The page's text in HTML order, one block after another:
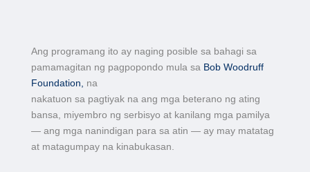
Ang programang ito ay naging posible sa bahagi sa
pamamagitan ng pagpopondo mula sa Bob Woodruff
Foundation,
na
nakatuon sa pagtiyak na ang mga beterano ng ating
bansa, miyembro ng serbisyo at kanilang mga pamilya
— ang mga nanindigan para sa atin — ay may matatag
at matagumpay na kinabukasan.